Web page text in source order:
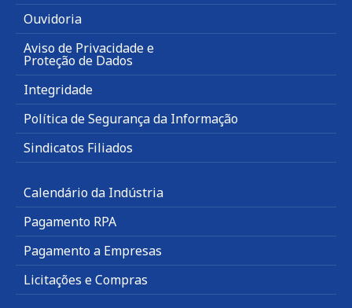
Ouvidoria
Aviso de Privacidade e
Proteção de Dados
Integridade
Política de Segurança da Informação
Sindicatos Filiados
Calendário da Indústria
Pagamento RPA
Pagamento a Empresas
Licitações e Compras